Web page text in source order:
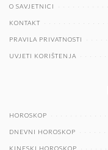
O SAVJETNICI
KONTAKT
PRAVILA PRIVATNOSTI
UVJETI KORIŠTENJA
HOROSKOP
DNEVNI HOROSKOP
KINESKI HOROSKOP